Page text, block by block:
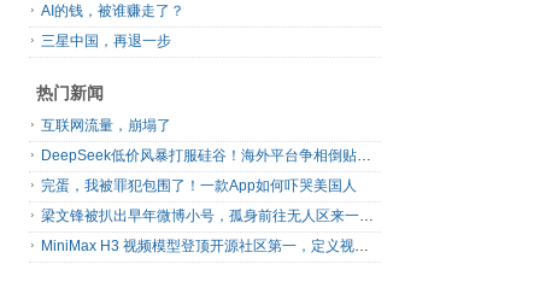
AI的钱，被谁赚走了？
三星中国，再退一步
热门新闻
互联网流量，崩塌了
完蛋，我被罪犯包围了！一款App如何吓哭美国人